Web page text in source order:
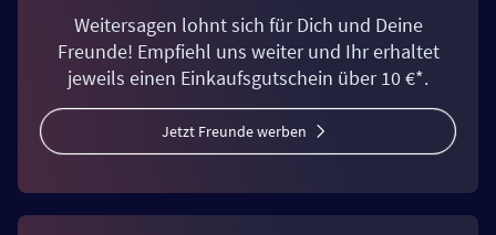
Weitersagen lohnt sich für Dich und Deine
Freunde! Empfiehl uns weiter und Ihr erhaltet
jeweils einen Einkaufsgutschein über 10 €*.
Jetzt Freunde werben